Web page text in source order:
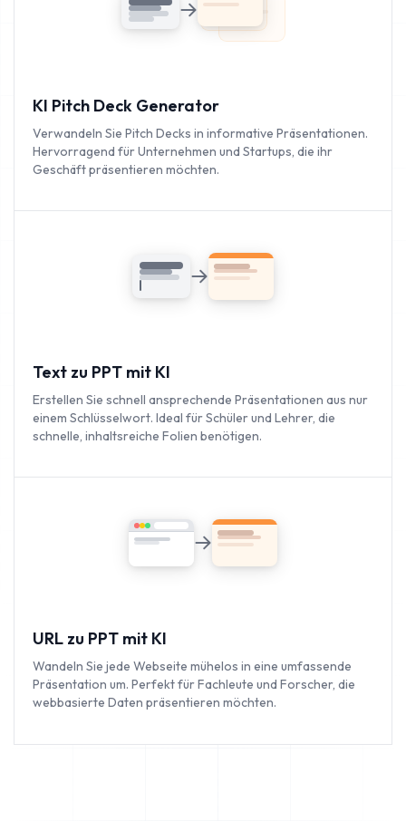
KI Pitch Deck Generator
Verwandeln Sie Pitch Decks in informative Präsentationen.
Hervorragend für Unternehmen und Startups, die ihr
Geschäft präsentieren möchten.
Text zu PPT mit KI
Erstellen Sie schnell ansprechende Präsentationen aus nur
einem Schlüsselwort. Ideal für Schüler und Lehrer, die
schnelle, inhaltsreiche Folien benötigen.
URL zu PPT mit KI
Wandeln Sie jede Webseite mühelos in eine umfassende
Präsentation um. Perfekt für Fachleute und Forscher, die
webbasierte Daten präsentieren möchten.